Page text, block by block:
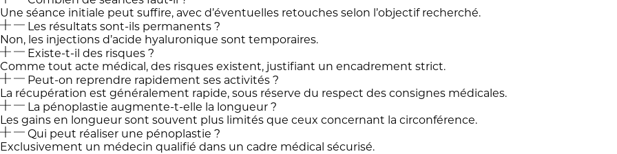
Une séance initiale peut suffire, avec d’éventuelles retouches selon l’objectif recherché.
Les résultats sont-ils permanents ?
Non, les injections d’acide hyaluronique sont temporaires.
Existe-t-il des risques ?
Comme tout acte médical, des risques existent, justifiant un encadrement strict.
Peut-on reprendre rapidement ses activités ?
La récupération est généralement rapide, sous réserve du respect des consignes médicales.
La pénoplastie augmente-t-elle la longueur ?
Les gains en longueur sont souvent plus limités que ceux concernant la circonférence.
Qui peut réaliser une pénoplastie ?
Exclusivement un médecin qualifié dans un cadre médical sécurisé.